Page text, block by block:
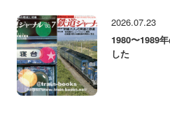
2026.07.23
1980〜1989
した